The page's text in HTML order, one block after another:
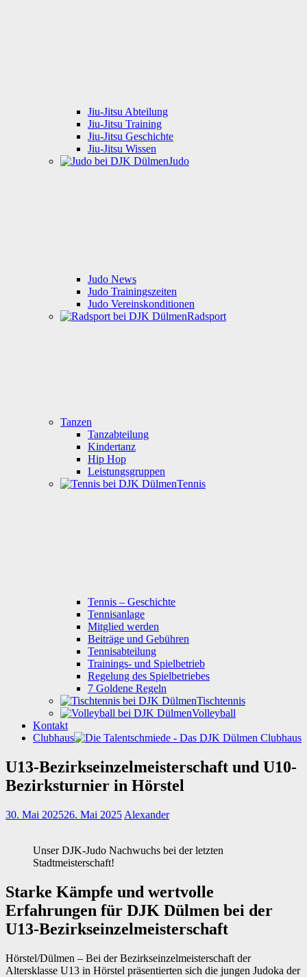
Jiu-Jitsu Abteilung
Jiu-Jitsu Training
Jiu-Jitsu Geschichte
Jiu-Jitsu Wissen
Judo
Judo News
Judo Trainingszeiten
Judo Vereinskonditionen
Radsport
Tanzen
Tanzabteilung
Kindertanz
Hip Hop
Leistungsgruppen
Tennis
Tennis – Geschichte
Tennisanlage
Mitglied werden
Beiträge und Gebühren
Tennisabteilung
Trainings- und Spielbetrieb
Regelung des Spielbetriebes
7 Goldene Regeln
Tischtennis
Volleyball
Kontakt
Clubhaus
U13-Bezirkseinzelmeisterschaft und U10-
Bezirksturnier in Hörstel
30. Mai 202526. Mai 2025 Alexander
Unser DJK-Judo Nachwuchs bei der letzten
Stadtmeisterschaft!
Starke Kämpfe und wertvolle
Erfahrungen für DJK Dülmen bei der
U13-Bezirkseinzelmeisterschaft
Hörstel/Dülmen – Bei der Bezirkseinzelmeisterschaft der
Altersklasse U13 in Hörstel präsentierten sich die jungen Judoka der